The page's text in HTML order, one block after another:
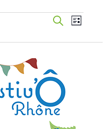
DE
VUES
Recherche
VUES
Liste